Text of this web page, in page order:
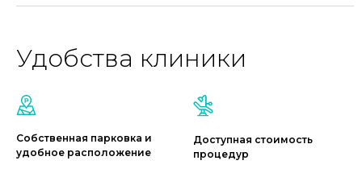
Удобства клиники
Собственная парковка и
удобное расположение
Доступная стоимость
процедур